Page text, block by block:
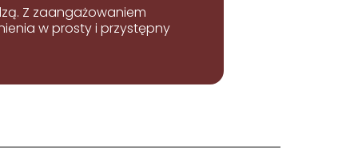
Z zaangażowaniem
w prosty i przystępny